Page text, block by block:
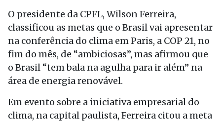
O presidente da CPFL, Wilson Ferreira,
classificou as metas que o Brasil vai apresentar
na conferência do clima em Paris, a COP 21, no
fim do mês, de “ambiciosas”, mas afirmou que
o Brasil “tem bala na agulha para ir além” na
área de energia renovável.
Em evento sobre a iniciativa empresarial do
clima, na capital paulista, Ferreira citou a meta